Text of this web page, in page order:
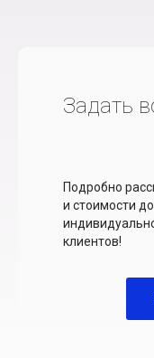
Задать
Подробно
и стоимости
клиентов!